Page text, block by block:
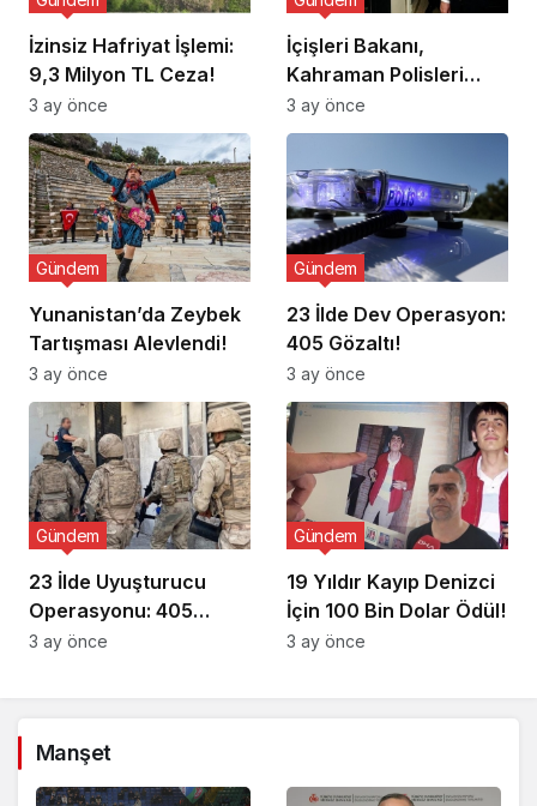
İzinsiz Hafriyat İşlemi:
9,3 Milyon TL Ceza!
3 ay önce
İçişleri Bakanı,
Kahraman Polisleri
Ziyaret Etti
3 ay önce
Yunanistan’da Zeybek
Tartışması Alevlendi!
Gündem
3 ay önce
23 İlde Dev Operasyon:
405 Gözaltı!
Gündem
3 ay önce
23 İlde Uyuşturucu
Operasyonu: 405
Gözaltı!
Gündem
3 ay önce
19 Yıldır Kayıp Denizci
İçin 100 Bin Dolar Ödül!
Gündem
3 ay önce
Manşet